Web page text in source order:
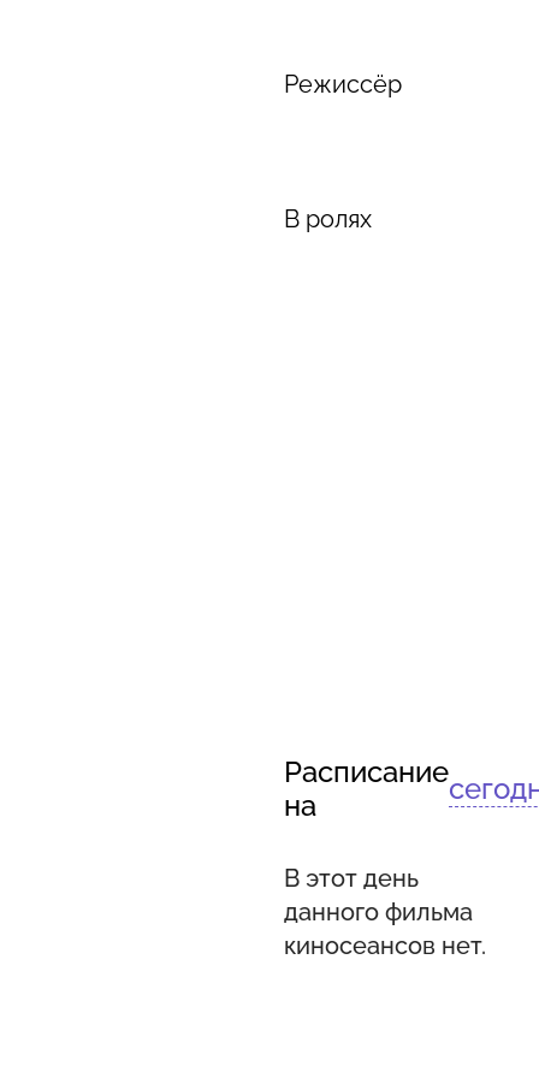
Режиссёр
В ролях
Расписание
на
В этот день
данного фильма
киносеансов нет.